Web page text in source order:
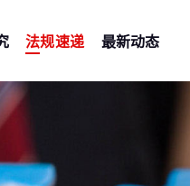
法规速递 最新动态